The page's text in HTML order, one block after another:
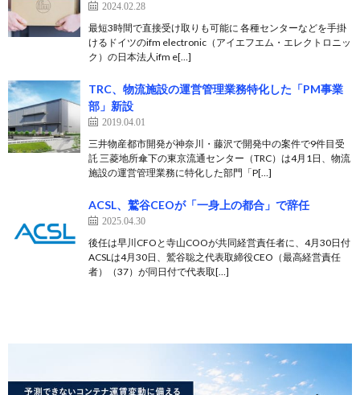
2024.02.28
最短3時間で直接受け取りも可能に 各種センターなどを手掛
けるドイツのifm electronic（アイエフエム・エレクトロニッ
ク）の日本法人ifm e[…]
TRC、物流施設の運営管理業務特化した「PM事業
部」新設
2019.04.01
三井物産都市開発が神奈川・藤沢で開発中の案件で9件目受
託 三菱地所傘下の東京流通センター（TRC）は4月1日、物流
施設の運営管理業務に特化した部門「P[…]
ACSL、鷲谷CEOが「一身上の都合」で辞任
2025.04.30
後任は早川CFOと寺山COOが共同経営責任者に、4月30日付
ACSLは4月30日、鷲谷聡之代表取締役CEO（最高経営責任
者）（37）が同日付で代表取[…]